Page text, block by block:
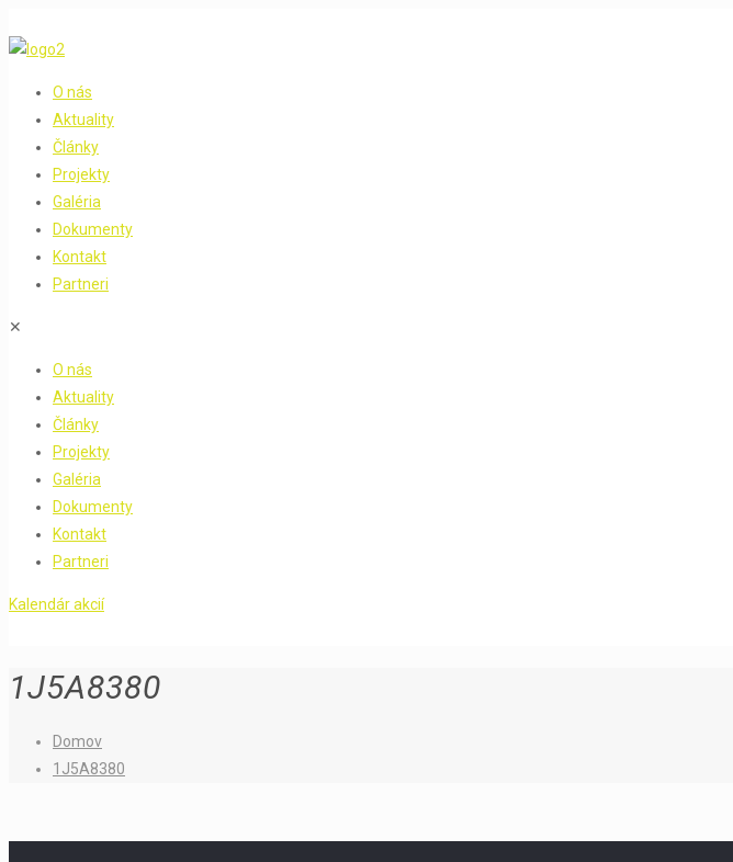
O nás
Aktuality
Články
Projekty
Galéria
Dokumenty
Kontakt
Partneri
✕
O nás
Aktuality
Články
Projekty
Galéria
Dokumenty
Kontakt
Partneri
Kalendár akcií
1J5A8380
Domov
1J5A8380